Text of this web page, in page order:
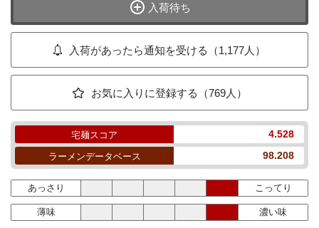
入荷待ち
入荷があったら通知を受ける（1,177人）
お気に入りに登録する（769人）
宅麺スコア 4.528
ラーメンデータベース 98.208
あっさり こってり
薄味 濃い味